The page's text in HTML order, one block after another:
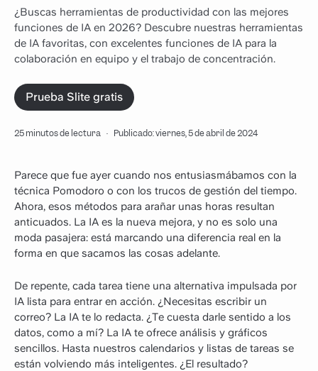
¿Buscas herramientas de productividad con las mejores
funciones de IA en 2026? Descubre nuestras herramientas
de IA favoritas, con excelentes funciones de IA para la
colaboración en equipo y el trabajo de concentración.
Prueba Slite gratis
25 minutos de lectura · Publicado: viernes, 5 de abril de 2024
Parece que fue ayer cuando nos entusiasmábamos con la
técnica Pomodoro o con los trucos de gestión del tiempo.
Ahora, esos métodos para arañar unas horas resultan
anticuados. La IA es la nueva mejora, y no es solo una
moda pasajera: está marcando una diferencia real en la
forma en que sacamos las cosas adelante.
De repente, cada tarea tiene una alternativa impulsada por
IA lista para entrar en acción. ¿Necesitas escribir un
correo? La IA te lo redacta. ¿Te cuesta darle sentido a los
datos, como a mí? La IA te ofrece análisis y gráficos
sencillos. Hasta nuestros calendarios y listas de tareas se
están volviendo más inteligentes. ¿El resultado?